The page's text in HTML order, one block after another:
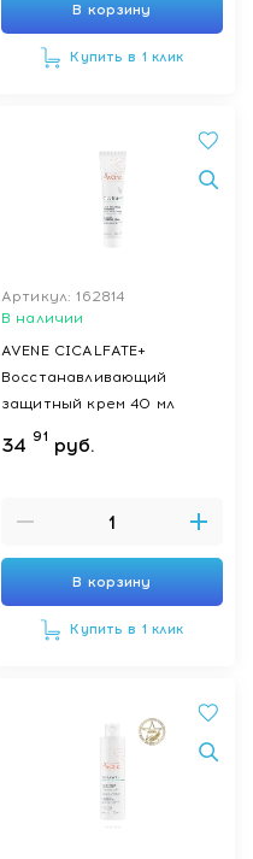
В корзину
Купить в 1 клик
Артикул: 162814
В наличии
AVENE CICALFATE+
Восстанавливающий
защитный крем 40 мл
34 91 руб.
В корзину
Купить в 1 клик